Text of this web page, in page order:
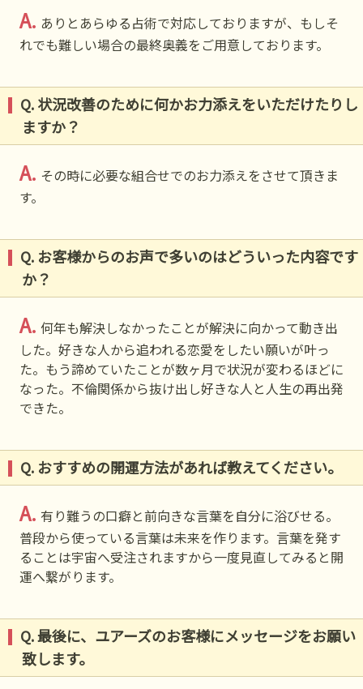
A. ありとあらゆる占術で対応しておりますが、もしそ
れでも難しい場合の最終奥義をご用意しております。
Q. 状況改善のために何かお力添えをいただけたりし
ますか？
A. その時に必要な組合せでのお力添えをさせて頂きま
す。
Q. お客様からのお声で多いのはどういった内容です
か？
A. 何年も解決しなかったことが解決に向かって動き出
した。好きな人から追われる恋愛をしたい願いが叶っ
た。もう諦めていたことが数ヶ月で状況が変わるほどに
なった。不倫関係から抜け出し好きな人と人生の再出発
できた。
Q. おすすめの開運方法があれば教えてください。
A. 有り難うの口癖と前向きな言葉を自分に浴びせる。
普段から使っている言葉は未来を作ります。言葉を発す
ることは宇宙へ受注されますから一度見直してみると開
運へ繋がります。
Q. 最後に、ユアーズのお客様にメッセージをお願い
致します。